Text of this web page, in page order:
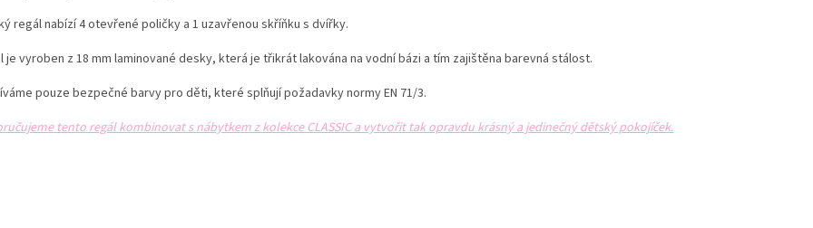
regál nabízí 4 otevřené poličky a 1 uzavřenou skříňku s dvířky.
je vyroben z 18 mm laminované desky, která je třikrát lakována na vodní bázi a tím zajištěna barevná stálost.
pouze bezpečné barvy pro děti, které splňují požadavky normy EN 71/3.
tento regál kombinovat s nábytkem z kolekce CLASSIC a vytvořit tak opravdu krásný a jedinečný dětský pokojíček.